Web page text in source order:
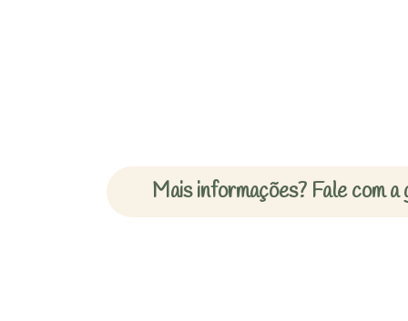
Mais informações? Fale com a